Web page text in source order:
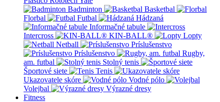
Badminton
Basketbal
Florbal
Futbal
Hádzaná
Informačné tabule
Intercross
KIN-BALL®
Lopty
Netball
Príslušenstvo
Príslušenstvo
Rugby,
am. futbal
Stolný tenis
Športové siete
Tenis
Ukazovatele skóre
Vodné pólo
Volejbal
Výrazné dresy
Fitness